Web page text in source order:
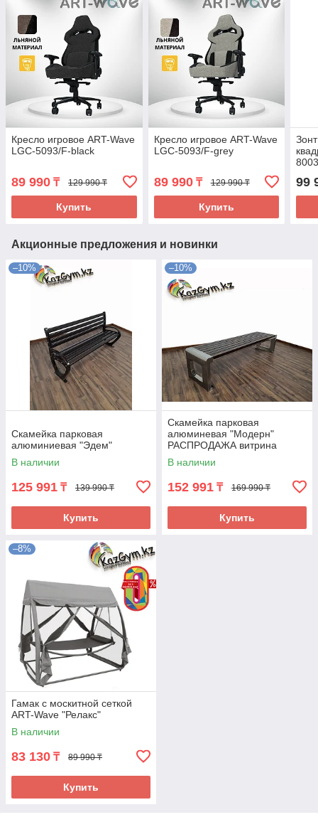
Кресло игровое ART-Wave
LGC-5093/F-black
89 990 ₸ 129 990 ₸
Купить
Кресло игровое ART-Wave
LGC-5093/F-grey
89 990₸ 129 990 ₸
Купить
99
Акционные предложения и новинки
–10%
Скамейка парковая
алюминиевая "Эдем"
В наличии
125 991 ₸ 139 990 ₸
Купить
–10%
Скамейка парковая
алюминевая "Модерн"
РАСПРОДАЖА витрина
В наличии
152 991 ₸ 169 990 ₸
Купить
–8%
Гамак с москитной сеткой
ART-Wave "Релакс"
В наличии
83 130 ₸ 89 990 ₸
Купить